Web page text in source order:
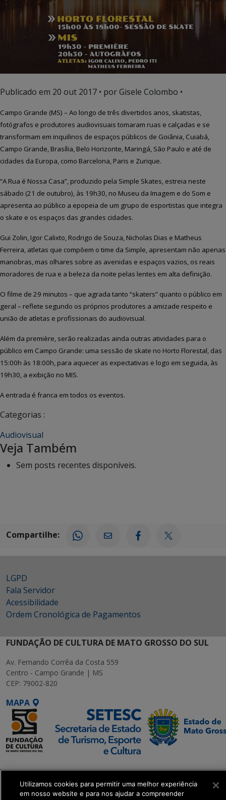
Publicado em 20 out 2017 • por Gisele Colombo •
Campo Grande (MS) – Ao longo de três divertidos anos, skatistas,
fotógrafos e produtores audiovisuais tomaram ruas e calçadas e se
transformam em inquilinos de espaços públicos de Goiânia, Cuiabá,
Campo Grande, Brasília, Belo Horizonte, Maringá, São Paulo e até de
cidades da Europa, como Barcelona, Paris e Zurique.
“A Rua é Nossa Casa”, produzido pela Simple Skates, estreia neste
sábado (21 de outubro), às 19h30, no Museu da Imagem e do Som e
apresenta ao público a epopeia de um grupo de esportistas que integra
o skate e os espaços das grandes cidades.
Gui Zolin, Igor Calixto, Rodrigo de Souza, Nicholas Dias e Matheus
Ferreira, atletas que compõem o time da Simple, apresentam não apenas
manobras, mas olhares sobre as avenidas e espaços vazios, os reais
moradores de rua e a beleza da noite pelas lentes em alta definição.
O filme de 29 minutos – que agrada tanto “skaters” quanto o público em
geral – reflete segundo os próprios produtores a amizade respeito e
união de atletas e profissionais do audiovisual.
Além da première, serão realizadas ainda outras atividades para o
público em Campo Grande: uma sessão de skate no Horto Florestal, das
15:00h às 18:00h, para aquecer as expectativas e logo em seguida, às
19h30, a exibição no MIS.
A entrada é franca em todos os eventos.
Categorias :
Audiovisual
Veja Também
Sem posts recentes disponíveis.
Compartilhe:
LGPD
Fala Servidor
Acessibilidade
Ordem Cronológica de Pagamentos
FUNDAÇÃO DE CULTURA DE MATO GROSSO DO SUL
Av. Fernando Corrêa da Costa 559
Centro - Campo Grande | MS
CEP: 79002-820
MAPA
SETDIG | Secretaria-
Executiva de
Transformação Digital
Utilizamos cookies para permitir uma melhor experiência
em nosso website e para nos ajudar a compreender